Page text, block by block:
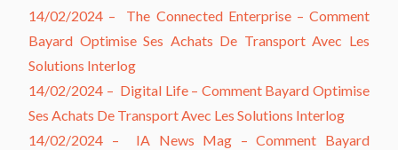
14/02/2024 – The Connected Enterprise – Comment
Bayard Optimise Ses Achats De Transport Avec Les
Solutions Interlog
14/02/2024 – Digital Life – Comment Bayard Optimise
Ses Achats De Transport Avec Les Solutions Interlog
14/02/2024 – IA News Mag – Comment Bayard